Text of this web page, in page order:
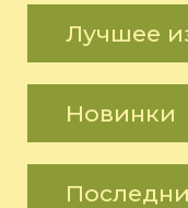
Лучшее
Новинки